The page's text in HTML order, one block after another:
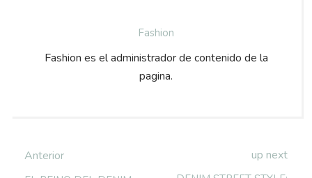
Fashion
Fashion es el administrador de contenido de la
pagina.
Anterior up next